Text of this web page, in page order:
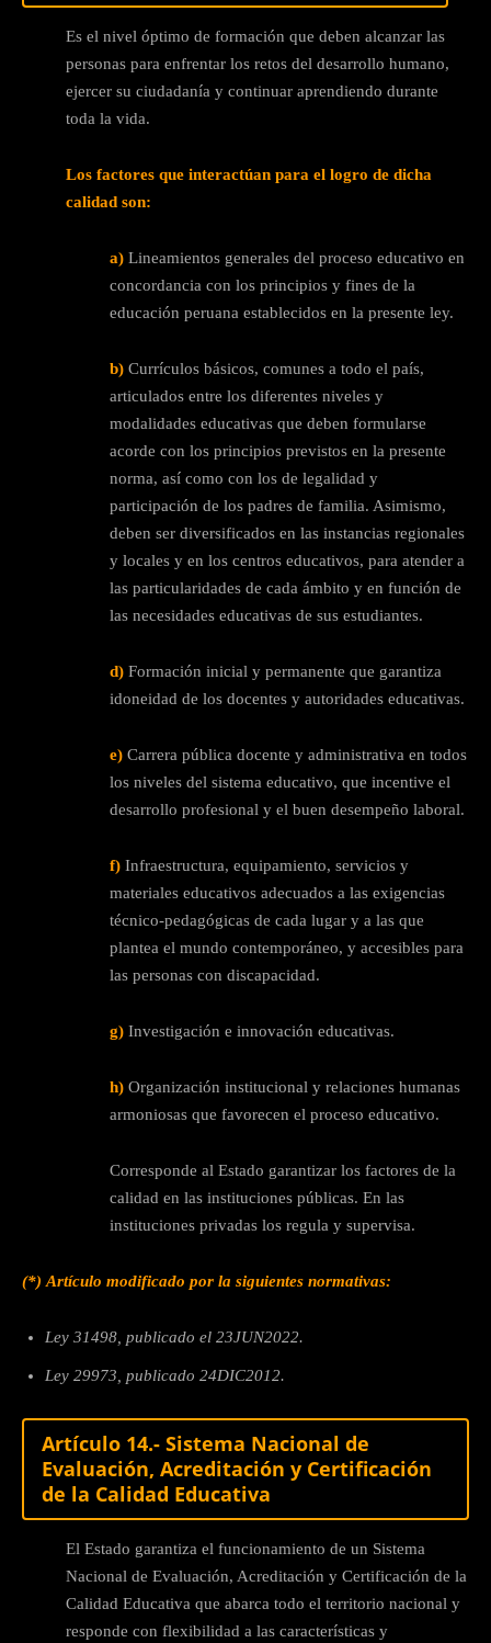
Es el nivel óptimo de formación que deben alcanzar las
personas para enfrentar los retos del desarrollo humano,
ejercer su ciudadanía y continuar aprendiendo durante
toda la vida.
Los factores que interactúan para el logro de dicha
calidad son:
a) Lineamientos generales del proceso educativo en
concordancia con los principios y fines de la
educación peruana establecidos en la presente ley.
b) Currículos básicos, comunes a todo el país,
articulados entre los diferentes niveles y
modalidades educativas que deben formularse
acorde con los principios previstos en la presente
norma, así como con los de legalidad y
participación de los padres de familia. Asimismo,
deben ser diversificados en las instancias regionales
y locales y en los centros educativos, para atender a
las particularidades de cada ámbito y en función de
las necesidades educativas de sus estudiantes.
d) Formación inicial y permanente que garantiza
idoneidad de los docentes y autoridades educativas.
e) Carrera pública docente y administrativa en todos
los niveles del sistema educativo, que incentive el
desarrollo profesional y el buen desempeño laboral.
f) Infraestructura, equipamiento, servicios y
materiales educativos adecuados a las exigencias
técnico-pedagógicas de cada lugar y a las que
plantea el mundo contemporáneo, y accesibles para
las personas con discapacidad.
g) Investigación e innovación educativas.
h) Organización institucional y relaciones humanas
armoniosas que favorecen el proceso educativo.
Corresponde al Estado garantizar los factores de la
calidad en las instituciones públicas. En las
instituciones privadas los regula y supervisa.
(*)Artículo modificado por la siguientes normativas:
Ley 31498, publicado el 23JUN2022.
Ley 29973, publicado 24DIC2012.
Artículo 14.- Sistema Nacional de
Evaluación, Acreditación y Certificación
de la Calidad Educativa
El Estado garantiza el funcionamiento de un Sistema
Nacional de Evaluación, Acreditación y Certificación de la
Calidad Educativa que abarca todo el territorio nacional y
responde con flexibilidad a las características y